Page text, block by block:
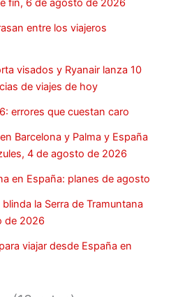
fin, 6 de agosto de 2026
entre los viajeros
visados y Ryanair lanza 10
de viajes de hoy
errores que cuestan caro
Barcelona y Palma y España
4 de agosto de 2026
en España: planes de agosto
la Serra de Tramuntana
de 2026
viajar desde España en